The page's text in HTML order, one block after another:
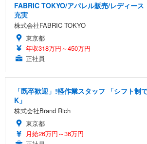
FABRIC TOKYO/アパレル販売/レディース
充実
株式会社FABRIC TOKYO
東京都
年収318万円～450万円
正社員
「既卒歓迎」!軽作業スタッフ 「シフト制
K」
株式会社Brand Rich
東京都
月給26万円～36万円